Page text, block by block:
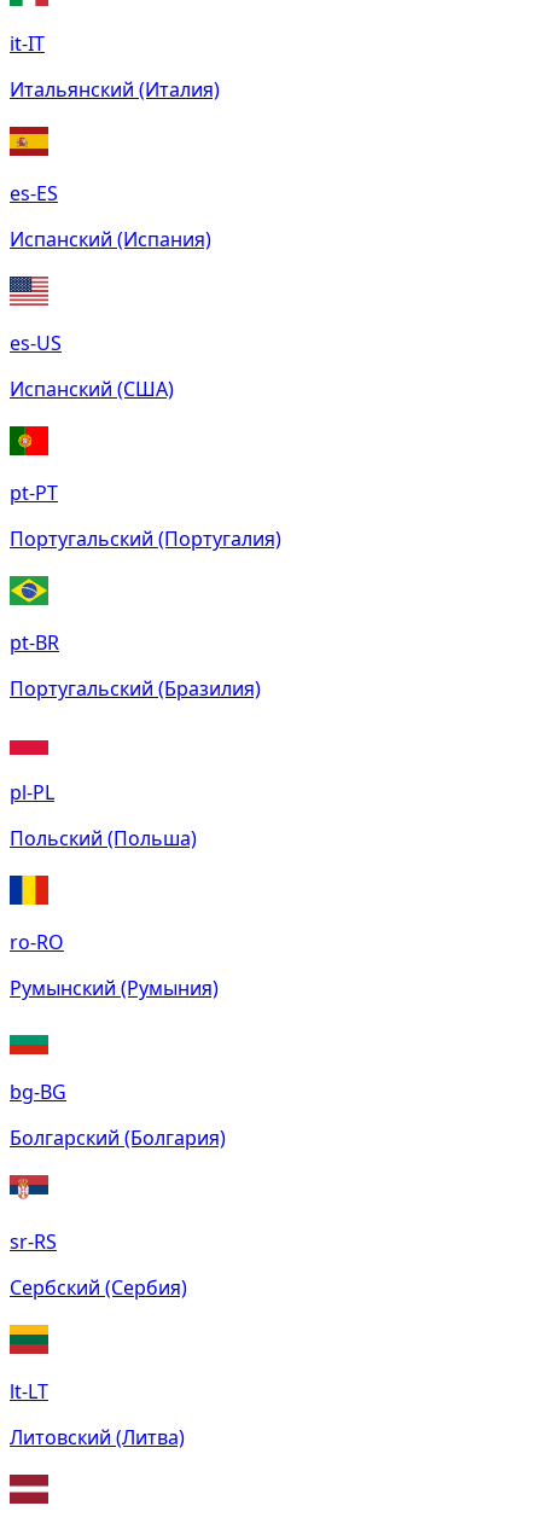
it-IT
Итальянский (Италия)
es-ES
Испанский (Испания)
es-US
Испанский (США)
pt-PT
Португальский (Португалия)
pt-BR
Португальский (Бразилия)
pl-PL
Польский (Польша)
ro-RO
Румынский (Румыния)
bg-BG
Болгарский (Болгария)
sr-RS
Сербский (Сербия)
lt-LT
Литовский (Литва)